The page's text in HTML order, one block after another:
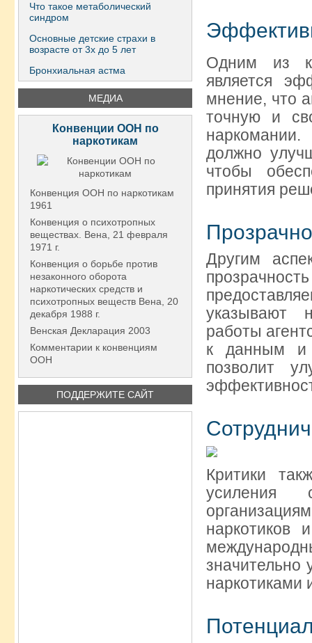
Что такое метаболический
синдром
Основные детские страхи в
возрасте от 3х до 5 лет
Бронхиальная астма
МЕДИА
Конвенции ООН по
наркотикам
Конвенция ООН по наркотикам
1961
Конвенция о психотропных
веществах. Вена, 21 февраля
1971 г.
Конвенция о борьбе против
незаконного оборота
наркотических средств и
психотропных веществ Вена, 20
декабря 1988 г.
Венская Декларация 2003
Комментарии к конвенциям
ООН
ПОДДЕРЖИТЕ САЙТ
Одним из
является
мнение, что
точную и
должно
чтобы
принятия
Другим
указывают
работы
к данным и
позволит
Критики
усиления
наркотиков
значительно
наркотиками